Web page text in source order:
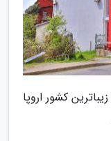
کشور اروپا